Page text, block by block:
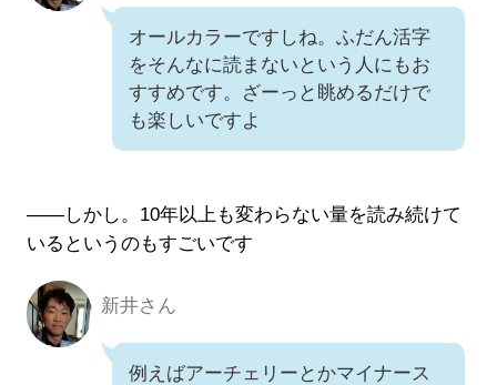
オールカラーですしね。ふだん活字
をそんなに読まないという人にもお
すすめです。ざーっと眺めるだけで
も楽しいですよ
――しかし。10年以上も変わらない量を読み続けて
いるというのもすごいです
新井さん
新井さん
例えばアーチェリーとかマイナース